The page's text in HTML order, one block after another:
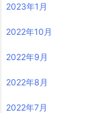
2023年1月
2022年10月
2022年9月
2022年8月
2022年7月